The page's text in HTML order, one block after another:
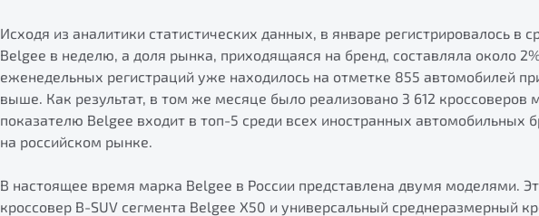
Исходя из аналитики статистических данных, в январе регистрировалось в
Belgee в неделю, а доля рынка, приходящаяся на бренд, составляла около
еженедельных регистраций уже находилось на отметке 855 автомобилей
выше. Как результат, в том же месяце было реализовано 3 612 кроссоверов
показателю Belgee входит в топ-5 среди всех иностранных автомобильных
на российском рынке.
В настоящее время марка Belgee в России представлена двумя моделями.
кроссовер B-SUV сегмента Belgee X50 и универсальный среднеразмерный